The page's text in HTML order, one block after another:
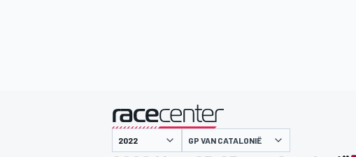
gepresenteerd door
GP VAN CATALONIË